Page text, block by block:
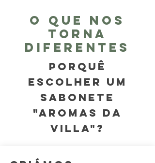
O que nos
torna
diferentes
Porquê
escolher um
sabonete
"Aromas da
Villa"?